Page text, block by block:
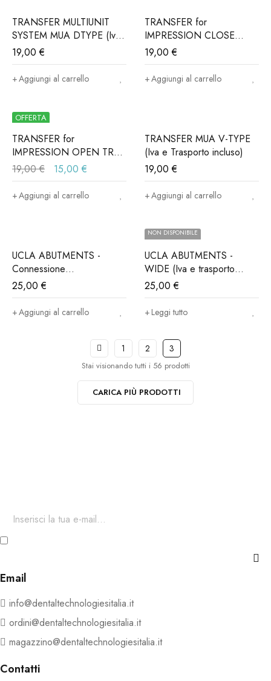
TRANSFER MULTIUNIT
SYSTEM MUA DTYPE (Iva
e trasporto incluso)
19,00€
Aggiungi al carrello
TRANSFER for
IMPRESSION CLOSE
TRAY - Connessione:
ALPHABIO®, MIS®,
NORIS®..(Iva e trasporto
19,00€
Aggiungi al carrello
OFFERTA
TRANSFER for
IMPRESSION OPEN TRAY
- Connessione
ALPHABIO®, MIS®,
NORIS®..(Iva e trasporto
19,00€ 15,00 €
Aggiungi al carrello
TRANSFER MUA V-TYPE
(Iva e Trasporto incluso)
19,00€
Aggiungi al carrello
UCLA ABUTMENTS -
Connessione
ALPHABIO®, MIS®,
NORIS®..(Iva e trasporto
incluso)
25,00€
Aggiungi al carrello
NON DISPONIBILE
UCLA ABUTMENTS -
WIDE (Iva e trasporto
incluso)
25,00€
Leggi tutto
1 2 3
Stai visionando tutti i 56 prodotti
CARICA PIÙ PRODOTTI
Email
info@dentaltechnologiesitalia.it
ordini@dentaltechnologiesitalia.it
magazzino@dentaltechnologiesitalia.it
Contatti